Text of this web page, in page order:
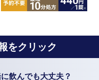
をクリック
飲んでも大丈夫？